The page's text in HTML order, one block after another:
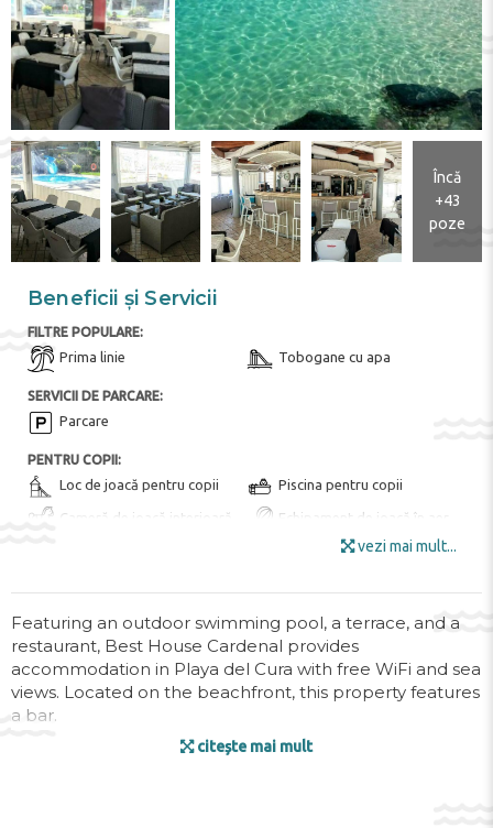
Încă
+43
poze
Beneficii și Servicii
FILTRE POPULARE:
Prima linie Tobogane cu apa
SERVICII DE PARCARE:
Parcare
PENTRU COPII:
Loc de joacă pentru copii Piscina pentru copii
Cameră de joacă interioară
Echipament de joacă în aer
liber pentru copii
Internet
Loc de depozitare al
bagajelor
Camera bagajelor
Minimarket
vezi mai mult...
Featuring an outdoor swimming pool, a terrace, and a
restaurant, Best House Cardenal provides
accommodation in Playa del Cura with free WiFi and sea
views. Located on the beachfront, this property features
a bar.
Providing a balcony and city views, the apartment
citește mai mult